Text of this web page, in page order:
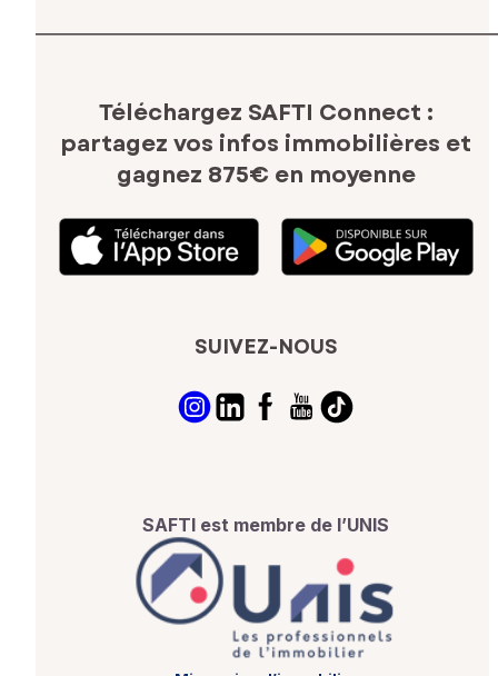
Téléchargez SAFTI Connect :
partagez vos infos immobilières et
gagnez 875€ en moyenne
SUIVEZ-NOUS
SAFTI est membre de l’UNIS